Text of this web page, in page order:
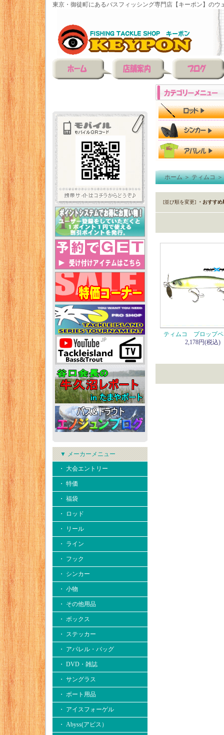
東京・御徒町にあるバスフィッシング専門店【キーポン】のウ
▼ メーカーメニュー
・ 大会エントリー
・ 特価
・ 福袋
・ ロッド
・ リール
・ ライン
・ フック
・ シンカー
・ 小物
・ その他用品
・ ボックス
・ ステッカー
・ アパレル・バッグ
・ DVD・雑誌
・ サングラス
・ ボート用品
・ アイスフォーゲル
・ Abyss(アビス）
ホーム＞ティムコ＞
[並び順を変更] ・おすすめ
ティムコ プロップペ
2,178円(税込)